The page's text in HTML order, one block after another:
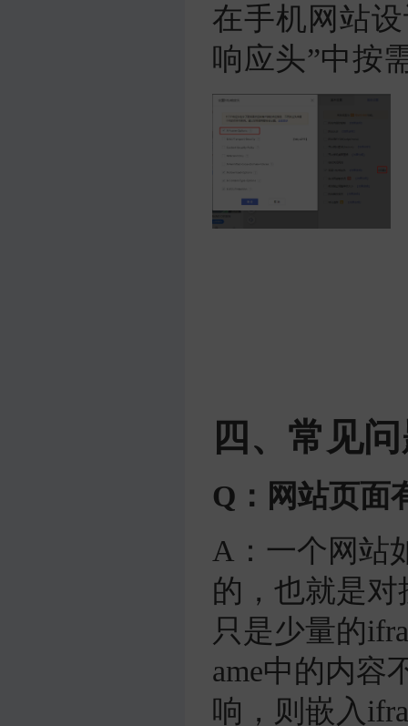
在手机网站
响应头”中按
四、常见
Q：网站页面
A：一个网站
的，也就是对
只是少量的
ame中的内容
响，则嵌入